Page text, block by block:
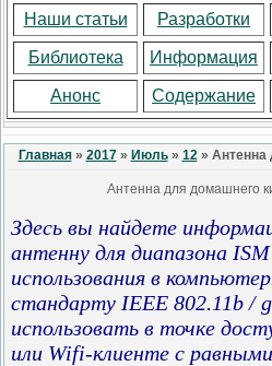
Наши статьи Разработки
Библиотека Информация
Анонс Содержание
Главная» 2017 » Июль » 12» Антенна
Антенна для домашнего
Здесь вы найдете
антенну для диапазона
использования в
стандарту IEEE 802.11b /
использовать в точке
или Wifi-клиенте с